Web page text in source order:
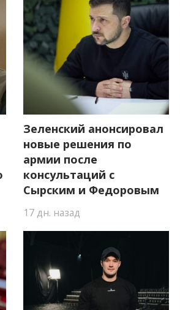
Зеленский анонсировал
новые решения по
армии после
консультаций с
Сырским и Федоровым
17 дн. назад